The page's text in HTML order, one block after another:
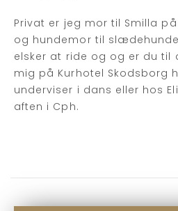
Privat er jeg mor til Smilla på
og hundemor til
elsker at ride og og er du til
mig på Kurhotel Skodsborg
underviser i dans eller hos
aften i Cph.